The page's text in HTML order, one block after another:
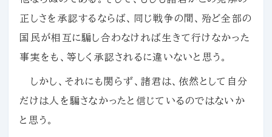
正しさを承認するならば、同じ戦争の間、殆ど全部の
国民が相互に騙し合わなければ生きて行けなかった
事実をも、等しく承認されるに違いないと思う。
しかし、それにも関らず、諸君は、依然として自分
だけは人を騙さなかったと信じているのではないか
と思う。